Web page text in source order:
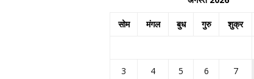
सोम मंगल बुध गुरु शुक्र
3
4 5 6 7